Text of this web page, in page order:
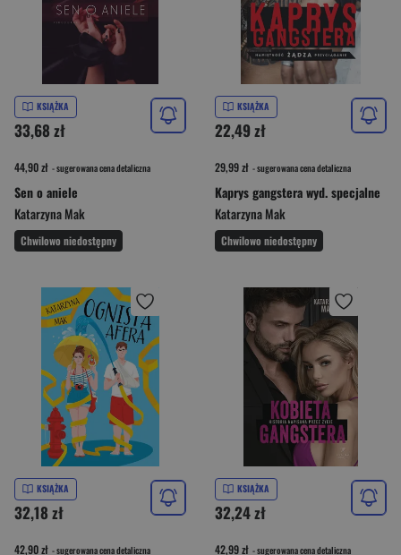
KSIĄŻKA
33,68 zł
44,90 zł - sugerowana cena detaliczna
Sen o aniele
Katarzyna Mak
Chwilowo niedostępny
KSIĄŻKA
22,49 zł
29,99 zł - sugerowana cena detaliczna
Kaprys gangstera wyd. specjalne
Katarzyna Mak
Chwilowo niedostępny
KSIĄŻKA
32,18 zł
42,90 zł - sugerowana cena detaliczna
KSIĄŻKA
32,24 zł
42,99 zł - sugerowana cena detaliczna